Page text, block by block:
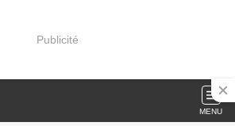
Publicité
MENU